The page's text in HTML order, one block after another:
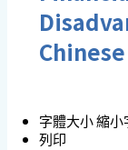
字體大小縮小
列印